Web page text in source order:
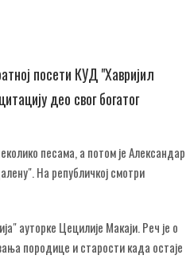
посети КУД "Хавријил
део свог богатог
песама, а потом је Александар
На републичкој смотри
ауторке Цецилије Макаји. Реч је о
породице и старости када остаје